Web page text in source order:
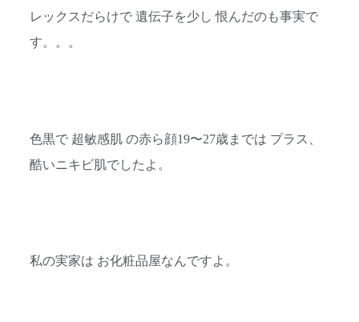
レックスだらけで 遺伝子を少し 恨んだのも事実で
す。。。
色黒で 超敏感肌 の赤ら顔19〜27歳までは プラス、
酷いニキビ肌でしたよ。
私の実家は お化粧品屋なんですよ。